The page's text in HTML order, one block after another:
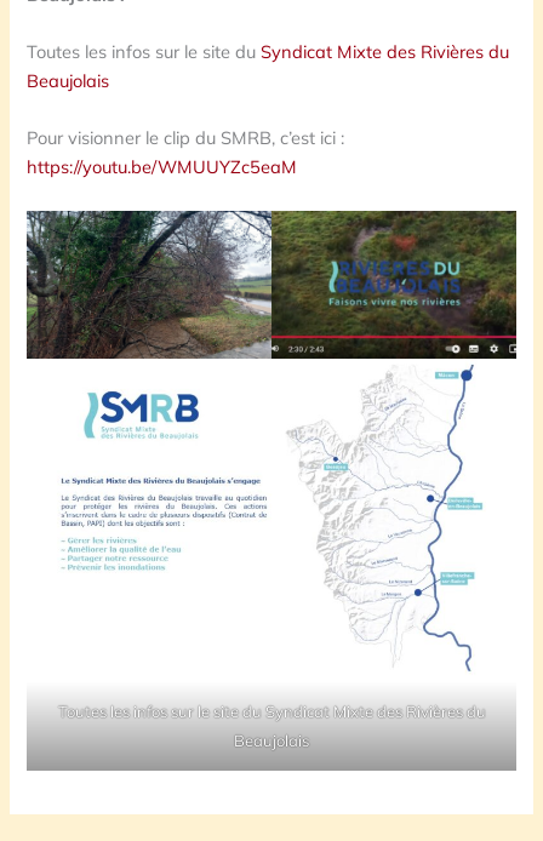
Toutes les infos sur le site duSyndicat Mixte des Rivières du
Beaujolais
Pour visionner le clip du SMRB, c’est ici :
https://youtu.be/WMUUYZc5eaM
Toutes les infos sur le site duSyndicat Mixte des Rivières du
Beaujolais